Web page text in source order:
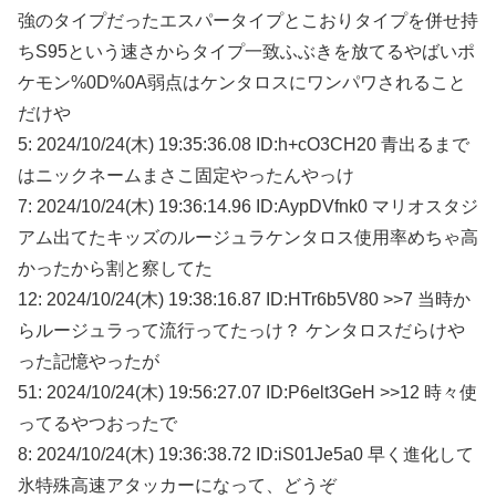
強のタイプだったエスパータイプとこおりタイプを併せ持
ちS95という速さからタイプ一致ふぶきを放てるやばいポ
ケモン%0D%0A弱点はケンタロスにワンパワされること
だけや
5: 2024/10/24(木) 19:35:36.08 ID:h+cO3CH20 青出るまで
はニックネームまさこ固定やったんやっけ
7: 2024/10/24(木) 19:36:14.96 ID:AypDVfnk0 マリオスタジ
アム出てたキッズのルージュラケンタロス使用率めちゃ高
かったから割と察してた
12: 2024/10/24(木) 19:38:16.87 ID:HTr6b5V80 >>7 当時か
らルージュラって流行ってたっけ？ ケンタロスだらけや
った記憶やったが
51: 2024/10/24(木) 19:56:27.07 ID:P6elt3GeH >>12 時々使
ってるやつおったで
8: 2024/10/24(木) 19:36:38.72 ID:iS01Je5a0 早く進化して
氷特殊高速アタッカーになって、どうぞ